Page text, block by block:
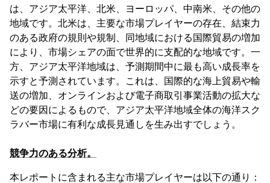
は、アジア太平洋、北米、ヨーロッパ、中南米、その他の
地域です。北米は、主要な市場プレイヤーの存在、結束力
のある政府の規則や規制、同地域における国際貿易の増加
により、市場シェアの面で世界的に支配的な地域です。一
方、アジア太平洋地域は、予測期間中に最も高い成長率を
示すと予測されています。これは、国際的な海上貿易や輸
送の増加、オンラインおよび電子商取引事業活動の拡大な
どの要因によるもので、アジア太平洋地域全体の海洋スク
ラバー市場に有利な成長見通しを生み出すでしょう。
競争力のある分析。
本レポートに含まれる主な市場プレイヤーは以下の通り：